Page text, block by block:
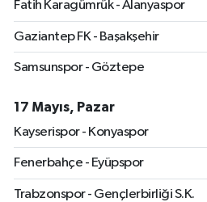
Fatih Karagümrük - Alanyaspor
Gaziantep FK - Başakşehir
Samsunspor - Göztepe
17 Mayıs, Pazar
Kayserispor - Konyaspor
Fenerbahçe - Eyüpspor
Trabzonspor - Gençlerbirliği S.K.